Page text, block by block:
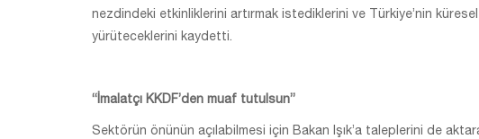
nezdindeki etkinliklerini artırmak istediklerini ve Türkiye’nin
yürüteceklerini kaydetti.
“İmalatçı KKDF’den muaf tutulsun”
Sektörün önünün açılabilmesi için Bakan Işık’a taleplerini de